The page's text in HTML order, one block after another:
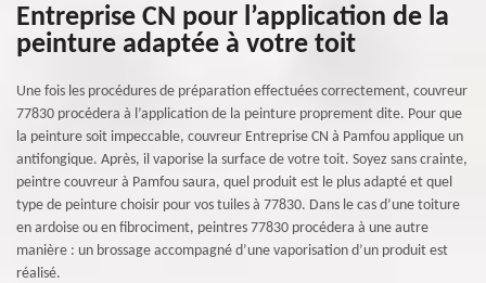
Entreprise CN pour l’application de la
peinture adaptée à votre toit
Une fois les procédures de préparation effectuées correctement, couvreur
77830 procédera à l’application de la peinture proprement dite. Pour que
la peinture soit impeccable, couvreur Entreprise CN à Pamfou applique un
antifongique. Après, il vaporise la surface de votre toit. Soyez sans crainte,
peintre couvreur à Pamfou saura, quel produit est le plus adapté et quel
type de peinture choisir pour vos tuiles à 77830. Dans le cas d’une toiture
en ardoise ou en fibrociment, peintres 77830 procédera à une autre
manière : un brossage accompagné d’une vaporisation d’un produit est
réalisé.